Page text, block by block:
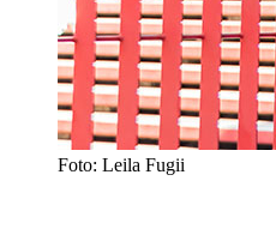
Foto: Leila Fugii